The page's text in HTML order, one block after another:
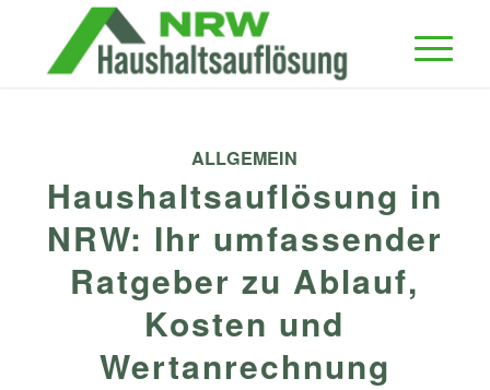
ALLGEMEIN
Haushaltsauflösung in
NRW: Ihr umfassender
Ratgeber zu Ablauf,
Kosten und
Wertanrechnung